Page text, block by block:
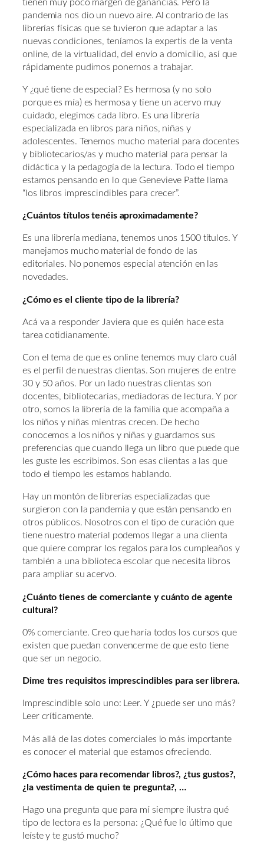
tienen muy poco margen de ganancias. Pero la
pandemia nos dio un nuevo aire. Al contrario de las
librerías físicas que se tuvieron que adaptar a las
nuevas condiciones, teníamos la expertis de la venta
online, de la virtualidad, del envío a domicilio, así que
rápidamente pudimos ponernos a trabajar.
Y ¿qué tiene de especial? Es hermosa (y no solo
porque es mía) es hermosa y tiene un acervo muy
cuidado, elegimos cada libro. Es una librería
especializada en libros para niños, niñas y
adolescentes. Tenemos mucho material para docentes
y bibliotecarios/as y mucho material para pensar la
didáctica y la pedagogía de la lectura. Todo el tiempo
estamos pensando en lo que Genevieve Patte llama
“los libros imprescindibles para crecer”.
¿Cuántos títulos tenéis aproximadamente?
Es una librería mediana, tenemos unos 1500 títulos. Y
manejamos mucho material de fondo de las
editoriales. No ponemos especial atención en las
novedades.
¿Cómo es el cliente tipo de la librería?
Acá va a responder Javiera que es quién hace esta
tarea cotidianamente.
Con el tema de que es online tenemos muy claro cuál
es el perfil de nuestras clientas. Son mujeres de entre
30 y 50 años. Por un lado nuestras clientas son
docentes, bibliotecarias, mediadoras de lectura. Y por
otro, somos la librería de la familia que acompaña a
los niños y niñas mientras crecen. De hecho
conocemos a los niños y niñas y guardamos sus
preferencias que cuando llega un libro que puede que
les guste les escribimos. Son esas clientas a las que
todo el tiempo les estamos hablando.
Hay un montón de librerías especializadas que
surgieron con la pandemia y que están pensando en
otros públicos. Nosotros con el tipo de curación que
tiene nuestro material podemos llegar a una clienta
que quiere comprar los regalos para los cumpleaños y
también a una biblioteca escolar que necesita libros
para ampliar su acervo.
¿Cuánto tienes de comerciante y cuánto de agente
cultural?
0% comerciante. Creo que haría todos los cursos que
existen que puedan convencerme de que esto tiene
que ser un negocio.
Dime tres requisitos imprescindibles para ser librera.
Imprescindible solo uno: Leer. Y ¿puede ser uno más?
Leer críticamente.
Más allá de las dotes comerciales lo más importante
es conocer el material que estamos ofreciendo.
¿Cómo haces para recomendar libros?, ¿tus gustos?,
¿la vestimenta de quien te pregunta?, …
Hago una pregunta que para mí siempre ilustra qué
tipo de lectora es la persona: ¿Qué fue lo último que
leíste y te gustó mucho?